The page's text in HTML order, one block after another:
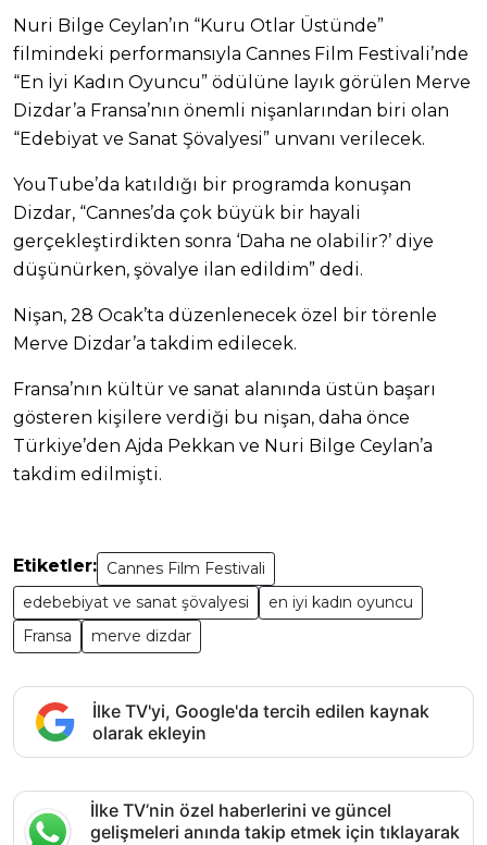
Nuri Bilge Ceylan’ın “Kuru Otlar Üstünde”
filmindeki performansıyla Cannes Film Festivali’nde
“En İyi Kadın Oyuncu” ödülüne layık görülen Merve
Dizdar’a Fransa’nın önemli nişanlarından biri olan
“Edebiyat ve Sanat Şövalyesi” unvanı verilecek.
YouTube’da katıldığı bir programda konuşan
Dizdar, “Cannes’da çok büyük bir hayali
gerçekleştirdikten sonra ‘Daha ne olabilir?’ diye
düşünürken, şövalye ilan edildim” dedi.
Nişan, 28 Ocak’ta düzenlenecek özel bir törenle
Merve Dizdar’a takdim edilecek.
Fransa’nın kültür ve sanat alanında üstün başarı
gösteren kişilere verdiği bu nişan, daha önce
Türkiye’den Ajda Pekkan ve Nuri Bilge Ceylan’a
takdim edilmişti.
Etiketler: Cannes Film Festivali
edebebiyat ve sanat şövalyesi
en iyi kadın oyuncu
Fransa
merve dizdar
İlke TV'yi, Google'da tercih edilen kaynak
olarak ekleyin
İlke TV’nin özel haberlerini ve güncel
gelişmeleri anında takip etmek için tıklayarak